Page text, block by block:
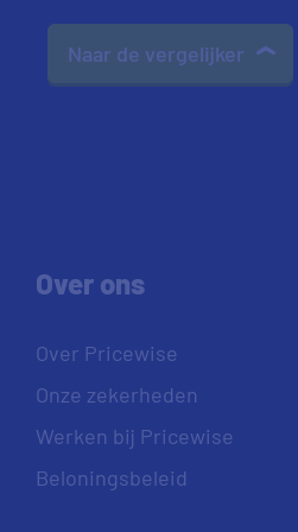
Naar de vergelijker
Over ons
Over Pricewise
Onze zekerheden
Werken bij Pricewise
Beloningsbeleid